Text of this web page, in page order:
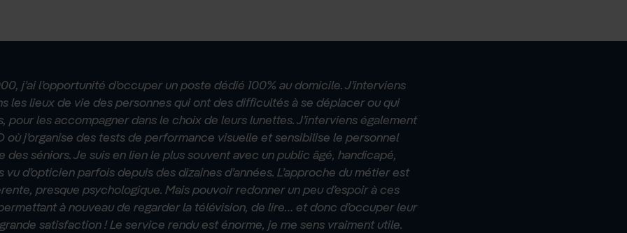
j’ai l’opportunité d’occuper un poste dédié 100% au domicile. J’interviens
les lieux de vie des personnes qui ont des difficultés à se déplacer ou qui
pour les accompagner dans le choix de leurs lunettes. J’interviens également
où j’organise des tests de performance visuelle et sensibilise le personnel
des séniors. Je suis en lien le plus souvent avec un public âgé, handicapé,
vu d’opticien parfois depuis des dizaines d’années. L’approche du métier est
presque psychologique. Mais pouvoir redonner un peu d’espoir à ces
à nouveau de regarder la télévision, de lire… et donc d’occuper leur
satisfaction ! Le service rendu est énorme, je me sens vraiment utile.